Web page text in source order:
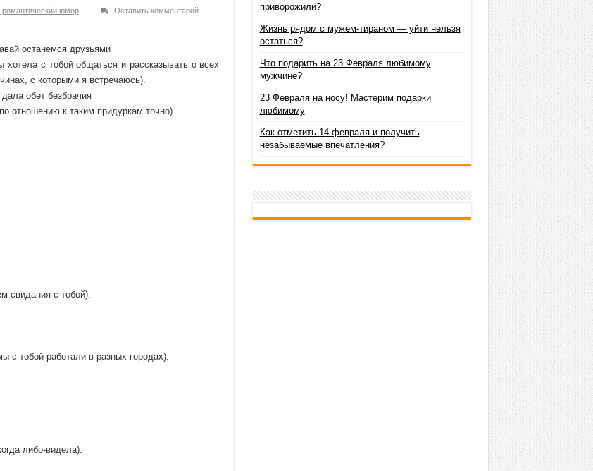
юмор
Оставить комментарий
останемся друзьями
хотела с тобой общаться и рассказывать о всех
с которыми я встречаюсь).
обет безбрачия
отношению к таким придуркам точно).
свидания с тобой).
тобой работали в разных городах).
либо-видела).
приворожили?
Жизнь рядом с мужем-тираном — уйти нельзя
остаться?
Что подарить на 23 Февраля любимому
мужчине?
23 Февраля на носу! Мастерим подарки
любимому
Как отметить 14 февраля и получить
незабываемые впечатления?